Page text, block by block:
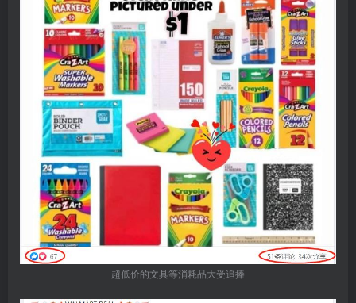
超低价的文具等消耗品大受追捧